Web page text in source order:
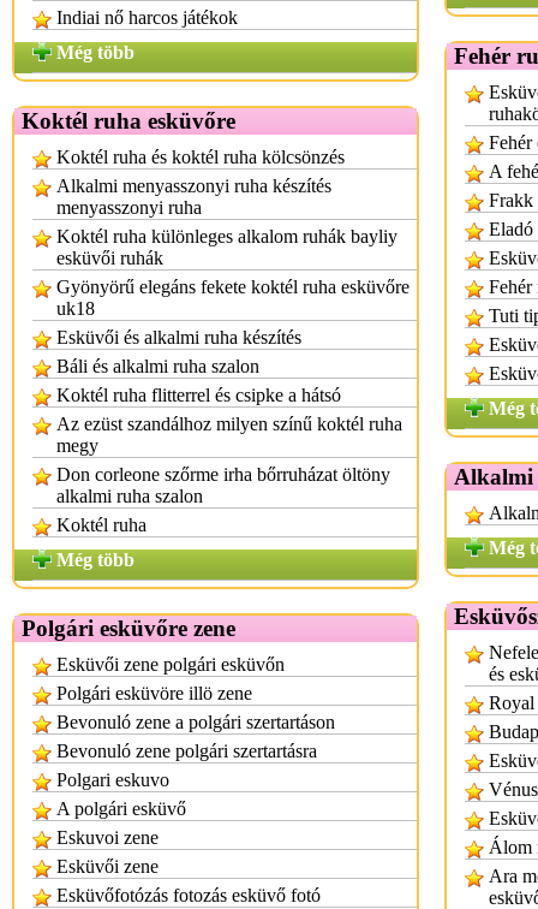
Indiai nő harcos játékok
Még több
Koktél ruha esküvőre
Koktél ruha és koktél ruha kölcsönzés
Alkalmi menyasszonyi ruha készítés
menyasszonyi ruha
Koktél ruha különleges alkalom ruhák bayliy
esküvői ruhák
Gyönyörű elegáns fekete koktél ruha esküvőre
uk18
Esküvői és alkalmi ruha készítés
Báli és alkalmi ruha szalon
Koktél ruha flitterrel és csipke a hátsó
Az ezüst szandálhoz milyen színű koktél ruha
megy
Don corleone szőrme irha bőrruházat öltöny
alkalmi ruha szalon
Koktél ruha
Még több
Polgári esküvőre zene
Esküvői zene polgári esküvőn
Polgári esküvöre illö zene
Bevonuló zene a polgári szertartáson
Bevonuló zene polgári szertartásra
Polgari eskuvo
A polgári esküvő
Eskuvoi zene
Esküvői zene
Esküvőfotózás fotozás esküvő fotó
Fehér
Fehér
A
Frakk
Eladó
Fehér
Tuti
Még
Alkalmi
Még
és
Royal
Álom
Ara